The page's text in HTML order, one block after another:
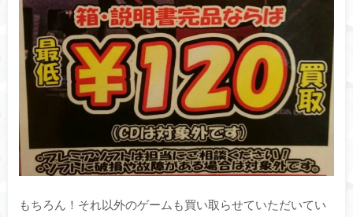
もちろん！それ以外のゲームも買い取らせていただいてい